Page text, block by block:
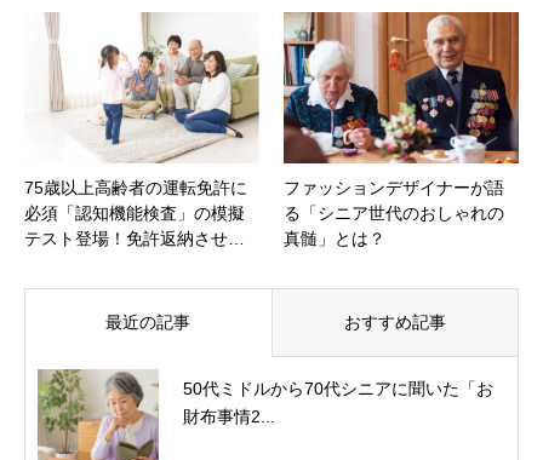
75歳以上高齢者の運転免許に
必須「認知機能検査」の模擬
テスト登場！免許返納させ…
ファッションデザイナーが語
る「シニア世代のおしゃれの
真髄」とは？
最近の記事 おすすめ記事
50代ミドルから70代シニアに聞いた「お
財布事情2...